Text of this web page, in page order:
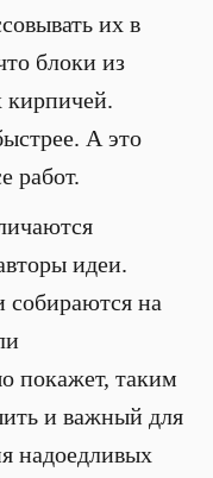
их в
блоки из
кирпичей.
А это
работ.
идеи.
собираются на
покажет, таким
и важный для
надоедливых